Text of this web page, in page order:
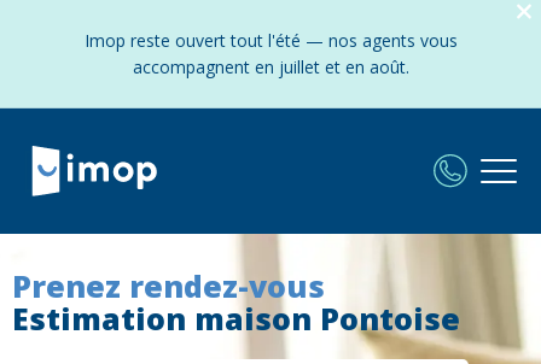
Imop reste ouvert tout l'été — nos agents vous
accompagnent en juillet et en août.
Prenez rendez-vous
Estimation maison Pontoise